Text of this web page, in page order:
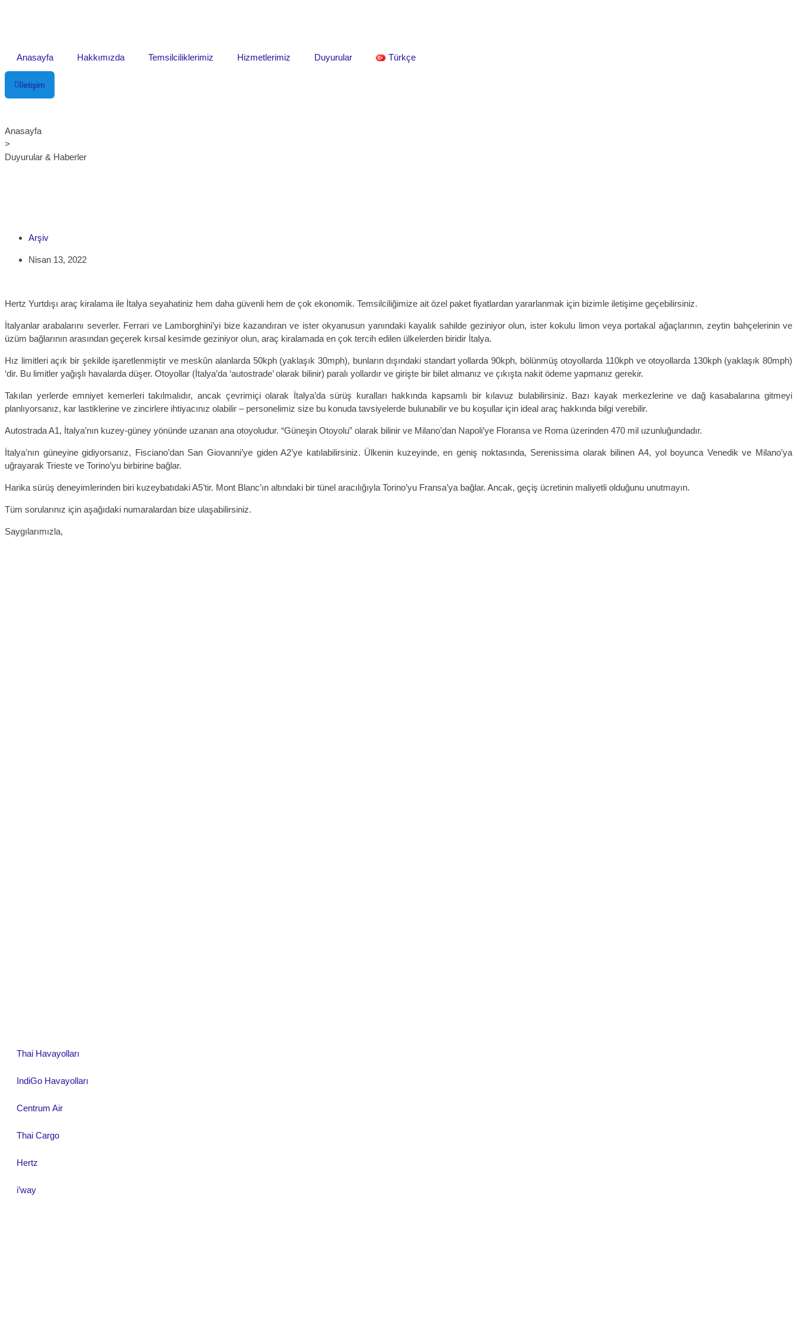
Anasayfa Hakkımızda Temsilciliklerimiz Hizmetlerimiz Duyurular Türkçe
İletişim
Anasayfa
>
Duyurular & Haberler
Arşiv
Nisan 13, 2022
Hertz Yurtdışı araç kiralama ile İtalya seyahatiniz hem daha güvenli hem de çok ekonomik. Temsilciliğimize ait özel paket fiyatlardan yararlanmak için bizimle iletişime geçebilirsiniz.
İtalyanlar arabalarını severler. Ferrari ve Lamborghini’yi bize kazandıran ve ister okyanusun yanındaki kayalık sahilde geziniyor olun, ister kokulu limon veya portakal ağaçlarının, zeytin bahçelerinin ve
üzüm bağlarının arasından geçerek kırsal kesimde geziniyor olun, araç kiralamada en çok tercih edilen ülkelerden biridir İtalya.
Hız limitleri açık bir şekilde işaretlenmiştir ve meskûn alanlarda 50kph (yaklaşık 30mph), bunların dışındaki standart yollarda 90kph, bölünmüş otoyollarda 110kph ve otoyollarda 130kph (yaklaşık 80mph)
‘dir. Bu limitler yağışlı havalarda düşer. Otoyollar (İtalya’da ‘autostrade’ olarak bilinir) paralı yollardır ve girişte bir bilet almanız ve çıkışta nakit ödeme yapmanız gerekir.
Takılan yerlerde emniyet kemerleri takılmalıdır, ancak çevrimiçi olarak İtalya’da sürüş kuralları hakkında kapsamlı bir kılavuz bulabilirsiniz. Bazı kayak merkezlerine ve dağ kasabalarına gitmeyi
planlıyorsanız, kar lastiklerine ve zincirlere ihtiyacınız olabilir – personelimiz size bu konuda tavsiyelerde bulunabilir ve bu koşullar için ideal araç hakkında bilgi verebilir.
Autostrada A1, İtalya’nın kuzey-güney yönünde uzanan ana otoyoludur. “Güneşin Otoyolu” olarak bilinir ve Milano’dan Napoli’ye Floransa ve Roma üzerinden 470 mil uzunluğundadır.
İtalya’nın güneyine gidiyorsanız, Fisciano’dan San Giovanni’ye giden A2’ye katılabilirsiniz. Ülkenin kuzeyinde, en geniş noktasında, Serenissima olarak bilinen A4, yol boyunca Venedik ve Milano’ya
uğrayarak Trieste ve Torino’yu birbirine bağlar.
Harika sürüş deneyimlerinden biri kuzeybatıdaki A5’tir. Mont Blanc’ın altındaki bir tünel aracılığıyla Torino’yu Fransa’ya bağlar. Ancak, geçiş ücretinin maliyetli olduğunu unutmayın.
Tüm sorularınız için aşağıdaki numaralardan bize ulaşabilirsiniz.
Saygılarımızla,
Thai Havayolları
IndiGo Havayolları
Centrum Air
Thai Cargo
Hertz
i’way